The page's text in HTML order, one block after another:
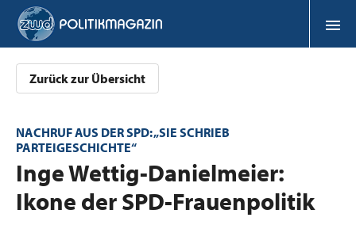
Zurück zur Übersicht
NACHRUF AUS DER SPD: „SIE SCHRIEB
PARTEIGESCHICHTE“
:Inge Wettig-Danielmeier:
Ikone der SPD-Frauenpolitik